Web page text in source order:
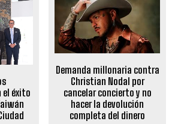
el éxito
Demanda millonaria contra
Christian Nodal por
cancelar concierto y no
hacer la devolución
completa del dinero